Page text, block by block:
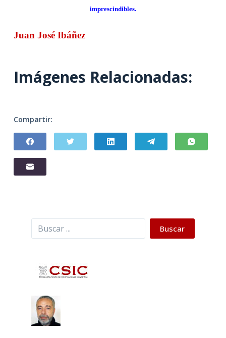
imprescindibles.
Juan José Ibáñez
Imágenes Relacionadas:
Compartir:
Buscar Buscar